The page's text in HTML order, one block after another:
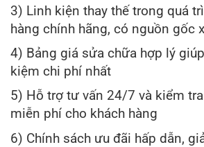
3) Linh kiện thay thế trong quá
hàng chính hãng, có nguồn gốc
4) Bảng giá sửa chữa hợp lý
kiệm chi phí nhất
5) Hỗ trợ tư vấn 24/7 và kiểm
miễn phí cho khách hàng
6) Chính sách ưu đãi hấp dẫn,